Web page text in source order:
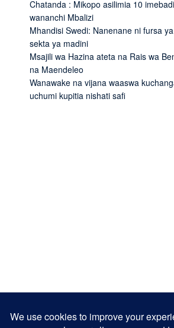
Chatanda : Mikopo asilimia 10
wananchi Mbalizi
Mhandisi Swedi: Nanenane ni fursa
sekta ya madini
Msajili wa Hazina ateta na Rais wa
na Maendeleo
Wanawake na vijana waaswa
uchumi kupitia nishati safi